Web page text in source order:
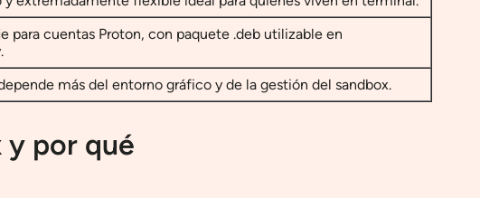
para cuentas Proton, con paquete .deb utilizable en
más del entorno gráfico y de la gestión del sandbox.
y por qué